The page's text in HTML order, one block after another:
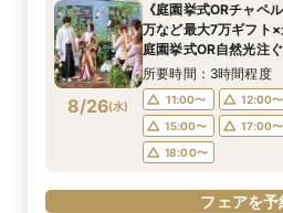
8/24(月)
所要時間：3時間程度
11:00〜
12:00〜
15:00〜
17:00〜
18:00〜
フェアを予
8/24(月)
11:00〜
12:00〜
15:00〜
17:00〜
18:00〜
フェアを予
8/24(月)
リアン×オマールな
会◆
所要時間：3時間程度
11:00〜
12:00〜
15:00〜
17:00〜
18:00〜
フェアを予
8/24(月)
所要時間：3時間程度
11:00〜
12:00〜
15:00〜
17:00〜
18:00〜
フェアを予
8/24(月)
所要時間：3時間程度
11:00〜
12:00〜
15:00〜
17:00〜
18:00〜
フェアを予
8/24(月)
＆貸切邸宅見学◆マイ
所要時間：3時間程度
11:00〜
12:00〜
15:00〜
17:00〜
18:00〜
フェアを予
8/24(月)
貸切邸宅見学×4万円
イナビ限定BIG
所要時間：3時間程度
11:00〜
12:00〜
15:00〜
17:00〜
18:00〜
フェアを予
8/26(水)
《庭園挙式ORチャペ
万など最大7万ギフト
庭園挙式OR自然光注
貸切邸宅見学×4万円
イナビ限定BIG
所要時間：3時間程度
11:00〜
12:00〜
15:00〜
17:00〜
18:00〜
フェアを予